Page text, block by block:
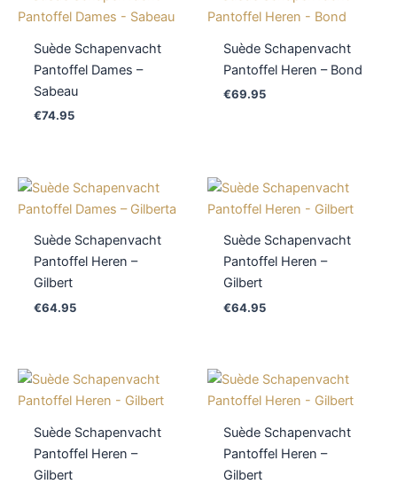
Suède Schapenvacht
Pantoffel Dames –
Sabeau
€74.95
Suède Schapenvacht
Pantoffel Heren – Bond
€69.95
Suède Schapenvacht
Pantoffel Heren –
Gilbert
€64.95
Suède Schapenvacht
Pantoffel Heren –
Gilbert
€64.95
Suède Schapenvacht
Pantoffel Heren –
Gilbert
Suède Schapenvacht
Pantoffel Heren –
Gilbert